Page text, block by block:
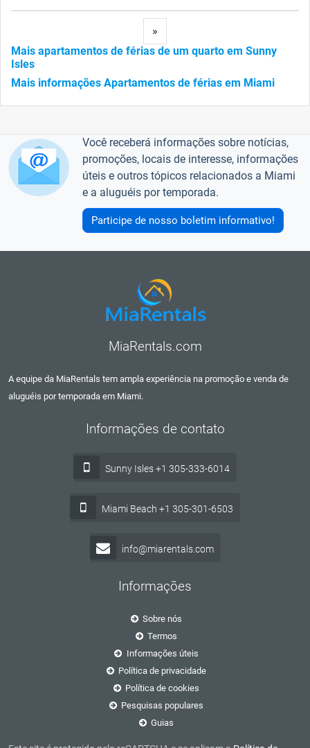
»
Mais apartamentos de férias de um quarto em Sunny
Isles
Mais informações Apartamentos de férias em Miami
Você receberá informações sobre notícias,
promoções, locais de interesse, informações
úteis e outros tópicos relacionados a Miami
e a aluguéis por temporada.
Participe de nosso boletim informativo!
MiaRentals.com
A equipe da MiaRentals tem ampla experiência na promoção e venda de
aluguéis por temporada em Miami.
Informações de contato
Sunny Isles +1 305-333-6014
Miami Beach +1 305-301-6503
info@miarentals.com
Informações
Sobre nós
Termos
Informações úteis
Política de privacidade
Política de cookies
Pesquisas populares
Guias